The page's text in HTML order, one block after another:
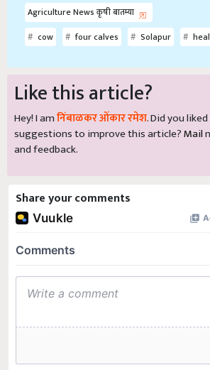
Agriculture News कृषी बातम्या
cow
four calves Solapur
Like this article?
Hey! I amनिंबाळकर ओंकार रमेश. Did you
suggestions to improve this article?Mail
and feedback.
Share your comments